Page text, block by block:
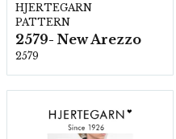
HJERTEGARN
PATTERN
2579- New Arezzo
2579